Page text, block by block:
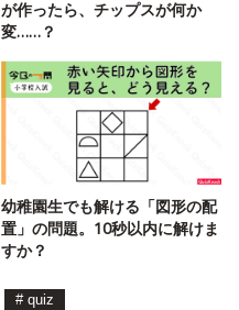
が作ったら、チップスが何か
変……？
幼稚園生でも解ける「図形の配
置」の問題。10秒以内に解けま
すか？
# quiz